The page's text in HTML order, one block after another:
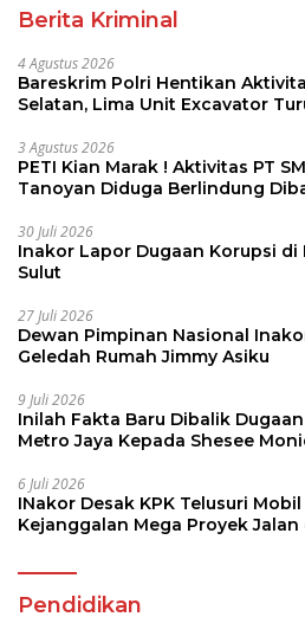
Berita Kriminal
4 Agustus 2026
Bareskrim Polri Hentikan
Selatan, Lima Unit Excavator
3 Agustus 2026
PETI Kian Marak ! Aktivitas PT
Tanoyan Diduga Berlindung
30 Juli 2026
Inakor Lapor Dugaan Korupsi di
Sulut
27 Juli 2026
Dewan Pimpinan Nasional
Geledah Rumah Jimmy Asiku
9 Juli 2026
Inilah Fakta Baru Dibalik
Metro Jaya Kepada Shesee
6 Juli 2026
INakor Desak KPK Telusuri
Kejanggalan Mega Proyek Jalan
Pendidikan